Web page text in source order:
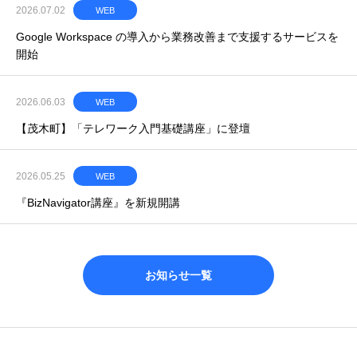
2026.07.02 WEB
Google Workspace の導入から業務改善まで支援するサービスを
開始
2026.06.03 WEB
【茂木町】「テレワーク入門基礎講座」に登壇
2026.05.25 WEB
『BizNavigator講座』を新規開講
お知らせ一覧